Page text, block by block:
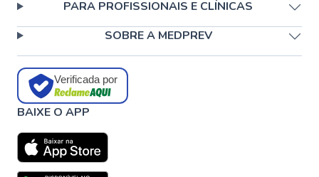
PARA PROFISSIONAIS E CLÍNICAS
SOBRE A MEDPREV
Verificada por
BAIXE O APP